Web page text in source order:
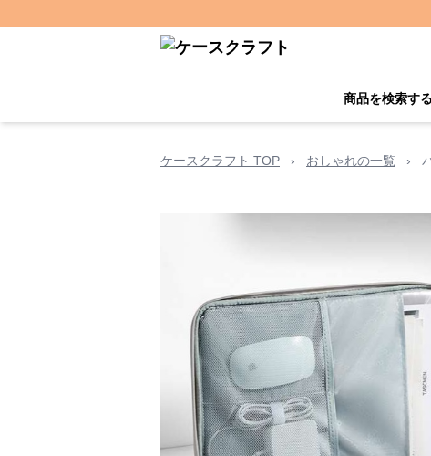
商品を検索する
ケースクラフト TOP › おしゃれの一覧 ›